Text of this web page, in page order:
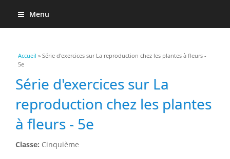
Menu
Vous êtes ici
Accueil » Série d'exercices sur La reproduction chez les plantes à fleurs -
5e
Série d'exercices sur La
reproduction chez les plantes
à fleurs - 5e
Classe: Cinquième